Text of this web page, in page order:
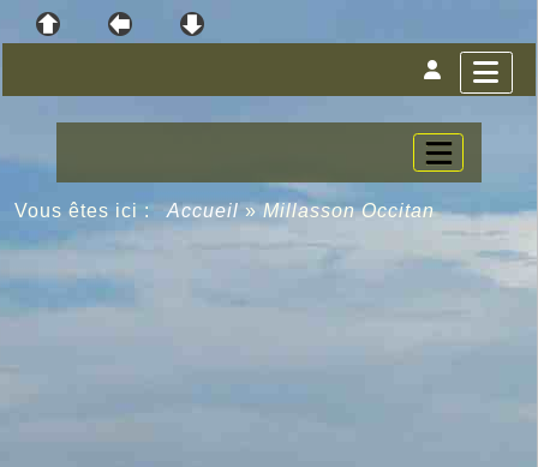
Vous êtes ici : Accueil »Millasson Occitan